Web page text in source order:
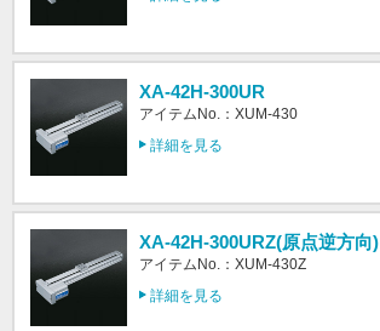
XA-42H-300UR
アイテムNo.：XUM-430
詳細を見る
XA-42H-300URZ(原点逆方向)
アイテムNo.：XUM-430Z
詳細を見る